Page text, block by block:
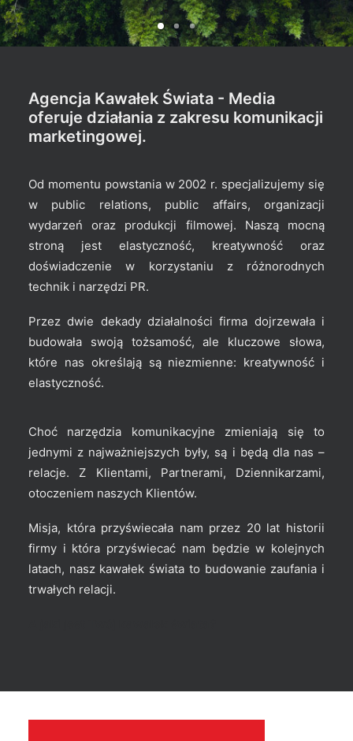
Agencja Kawałek Świata - Media
oferuje działania z zakresu komunikacji
marketingowej.
Od momentu powstania w 2002 r. specjalizujemy się
w public relations, public affairs, organizacji
wydarzeń oraz produkcji filmowej. Naszą mocną
stroną jest elastyczność, kreatywność oraz
doświadczenie w korzystaniu z różnorodnych
technik i narzędzi PR.
Przez dwie dekady działalności firma dojrzewała i
budowała swoją tożsamość, ale kluczowe słowa,
które nas określają są niezmienne: kreatywność i
elastyczność.
Choć narzędzia komunikacyjne zmieniają się to
jednymi z najważniejszych były, są i będą dla nas –
relacje. Z Klientami, Partnerami, Dziennikarzami,
otoczeniem naszych Klientów.
Misja, która przyświecała nam przez 20 lat historii
firmy i która przyświecać nam będzie w kolejnych
latach, nasz kawałek świata to budowanie zaufania i
trwałych relacji.